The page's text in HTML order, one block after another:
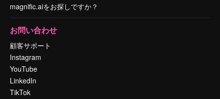
magnific.aiをお探しですか？
お問い合わせ
顧客サポート
Instagram
YouTube
LinkedIn
TikTok